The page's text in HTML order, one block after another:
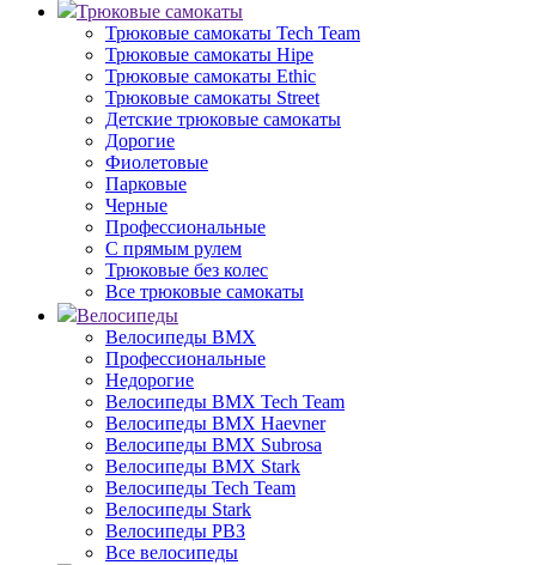
Трюковые самокаты
Трюковые самокаты Tech Team
Трюковые самокаты Hipe
Трюковые самокаты Ethic
Трюковые самокаты Street
Детские трюковые самокаты
Дорогие
Фиолетовые
Парковые
Черные
Профессиональные
С прямым рулем
Трюковые без колес
Все трюковые самокаты
Велосипеды
Велосипеды BMX
Профессиональные
Недорогие
Велосипеды BMX Tech Team
Велосипеды BMX Haevner
Велосипеды BMX Subrosa
Велосипеды BMX Stark
Велосипеды Tech Team
Велосипеды Stark
Велосипеды РВЗ
Все велосипеды